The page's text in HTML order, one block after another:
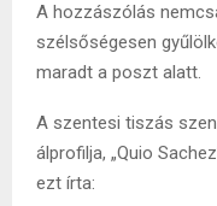
A hozzászólás
szélsőségesen
maradt a poszt alatt.
A szentesi tiszás
álprofilja, „Quio
ezt írta: